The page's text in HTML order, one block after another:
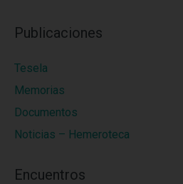
Publicaciones
Tesela
Memorias
Documentos
Noticias – Hemeroteca
Encuentros